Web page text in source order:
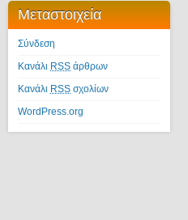
Μεταστοιχεία
Σύνδεση
Κανάλι RSS άρθρων
Κανάλι RSS σχολίων
WordPress.org